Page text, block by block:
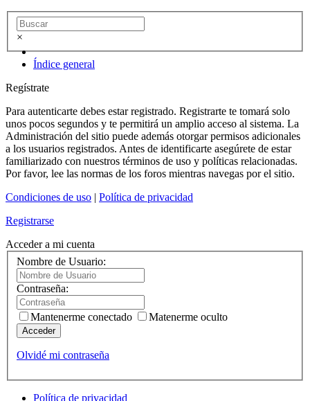
×
Índice general
Regístrate
Para autenticarte debes estar registrado. Registrarte te tomará solo
unos pocos segundos y te permitirá un amplio acceso al sistema. La
Administración del sitio puede además otorgar permisos adicionales
a los usuarios registrados. Antes de identificarte asegúrete de estar
familiarizado con nuestros términos de uso y políticas relacionadas.
Por favor, lee las normas de los foros mientras navegas por el sitio.
Condiciones de uso | Política de privacidad
Registrarse
Acceder a mi cuenta
Nombre de Usuario:
Contraseña:
Mantenerme conectado Matenerme oculto
Acceder
Olvidé mi contraseña
Política de privacidad